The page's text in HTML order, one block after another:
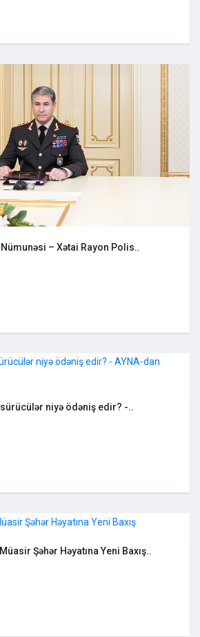
– Xətai Rayon Polis..
niyə ödəniş edir? -..
Şəhər Həyatına Yeni Baxış..